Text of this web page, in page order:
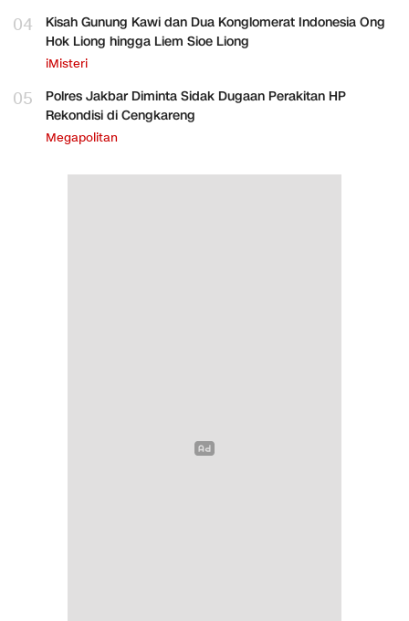
04
Kisah Gunung Kawi dan Dua Konglomerat Indonesia Ong
Hok Liong hingga Liem Sioe Liong
iMisteri
05
Polres Jakbar Diminta Sidak Dugaan Perakitan HP
Rekondisi di Cengkareng
Megapolitan